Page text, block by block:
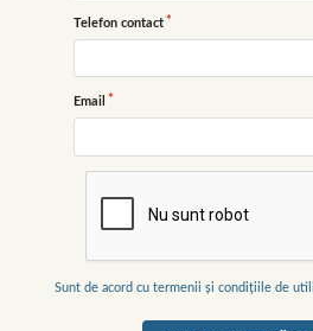
Telefon contact
Email
Sunt de acord cu termenii și condițiile de